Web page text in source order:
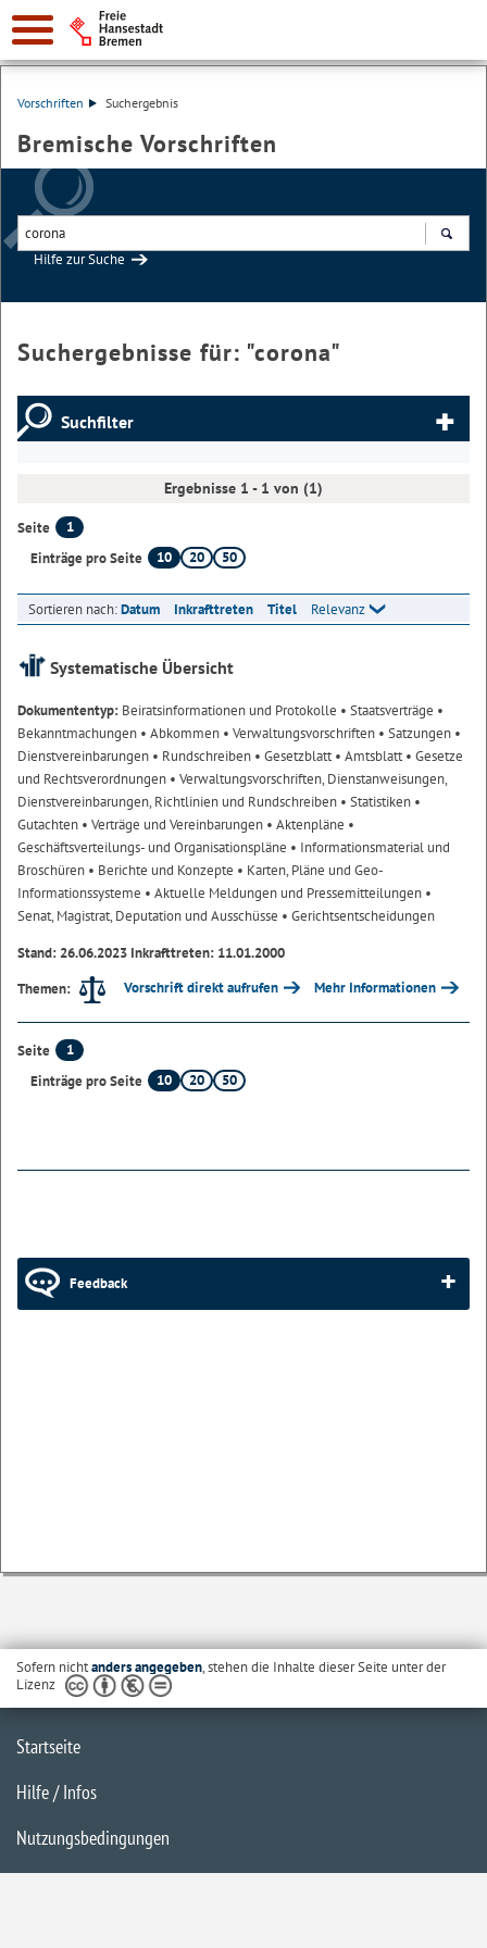
Vorschriften Suchergebnis
Bremische Vorschriften
Hilfe zur Suche
Suchergebnisse für: "corona"
Suchfilter
Ergebnisse 1 - 1 von (1)
Seite
1
Einträge pro Seite
10 20 50
Sortieren nach:Datum Inkrafttreten Titel Relevanz
Systematische Übersicht
Dokumententyp: Beiratsinformationen und Protokolle • Staatsverträge •
Bekanntmachungen • Abkommen • Verwaltungsvorschriften • Satzungen •
Dienstvereinbarungen • Rundschreiben • Gesetzblatt• Amtsblatt• Gesetze
und Rechtsverordnungen • Verwaltungsvorschriften, Dienstanweisungen,
Dienstvereinbarungen, Richtlinien und Rundschreiben • Statistiken •
Gutachten • Verträge und Vereinbarungen • Aktenpläne •
Geschäftsverteilungs- und Organisationspläne • Informationsmaterial und
Broschüren • Berichte und Konzepte • Karten, Pläne und Geo-
Informationssysteme • Aktuelle Meldungen und Pressemitteilungen •
Senat, Magistrat, Deputation und Ausschüsse • Gerichtsentscheidungen
Stand: 26.06.2023 Inkrafttreten: 11.01.2000
Themen:
Vorschrift direkt aufrufen Mehr Informationen
Seite
1
Einträge pro Seite
10 20 50
Feedback
Sofern nichtanders angegeben, stehen die Inhalte dieser Seite unter der
Lizenz
Startseite
Hilfe / Infos
Nutzungsbedingungen